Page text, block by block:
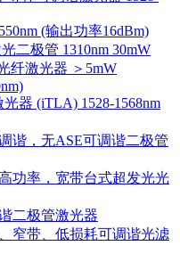
(输出功率16dBm)
二极管 1310nm 30mW
纤激光器 ＞5mW
器 (iTLA) 1528-1568nm
谐，无ASE可调谐二极管
功率，宽带台式超发光光
二极管激光器
窄带、低损耗可调谐光滤